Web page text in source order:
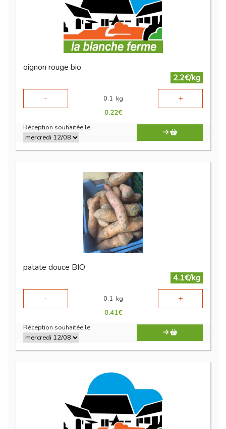
oignon rouge bio
2.2€/kg
-
0.1 kg +
0.22€
Réception souhaitée le
patate douce BIO
4.1€/kg
-
0.1 kg +
0.41€
Réception souhaitée le